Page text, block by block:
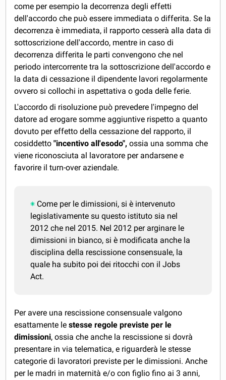
come per esempio la decorrenza degli effetti
dell'accordo che può essere immediata o differita. Se la
decorrenza è immediata, il rapporto cesserà alla data di
sottoscrizione dell'accordo, mentre in caso di
decorrenza differita le parti convengono che nel
periodo intercorrente tra la sottoscrizione dell'accordo e
la data di cessazione il dipendente lavori regolarmente
ovvero si collochi in aspettativa o goda delle ferie.
L'accordo di risoluzione può prevedere l'impegno del
datore ad erogare somme aggiuntive rispetto a quanto
dovuto per effetto della cessazione del rapporto, il
cosiddetto"incentivo all'esodo",ossia una somma che
viene riconosciuta al lavoratore per andarsene e
favorire il turn-over aziendale.
Come per le dimissioni, si è intervenuto
legislativamente su questo istituto sia nel
2012 che nel 2015. Nel 2012 per arginare le
dimissioni in bianco, si è modificata anche la
disciplina della rescissione consensuale, la
quale ha subito poi dei ritocchi con il Jobs
Act.
Per avere una rescissione consensuale valgono
esattamente lestesse regole previste per le
dimissioni, ossia che anche la rescissione si dovrà
presentare in via telematica, e riguarderà le stesse
categorie di lavoratori previste per le dimissioni. Anche
per le madri in maternità e/o con figlio fino ai 3 anni,